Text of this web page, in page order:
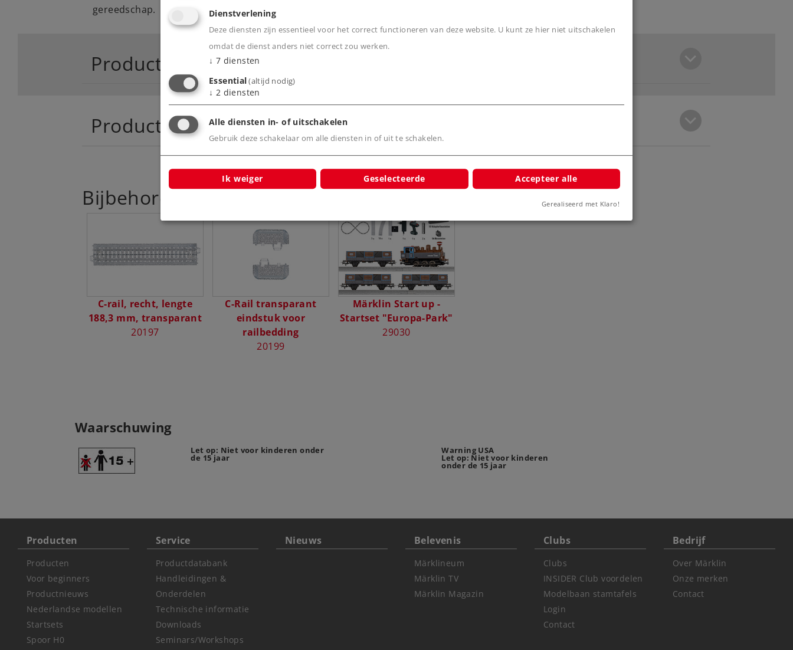
gereedschap.
Product
Productinfo
Bijbehorende producten
C-rail, recht, lengte
188,3 mm, transparant
20197
C-Rail transparant
eindstuk voor
railbedding
20199
Märklin Start up -
Startset "Europa-Park"
29030
Waarschuwing
Let op: Niet voor kinderen onder
de 15 jaar
Warning USA
Let op: Niet voor kinderen
onder de 15 jaar
Producten
Producten
Voor beginners
Productnieuws
Nederlandse modellen
Startsets
Spoor H0
Service
Productdatabank
Handleidingen &
Onderdelen
Technische informatie
Downloads
Seminars/Workshops
Nieuws Belevenis
Märklineum
Märklin TV
Märklin Magazin
Clubs
Clubs
INSIDER Club voordelen
Modelbaan stamtafels
Login
Contact
Bedrijf
Over Märklin
Onze merken
Contact
Dienstverlening
Deze diensten zijn essentieel voor het correct functioneren van deze website. U kunt ze hier niet uitschakelen
omdat de dienst anders niet correct zou werken.
↓ 7 diensten
Essential(altijd nodig)
↓ 2 diensten
Alle diensten in- of uitschakelen
Gebruik deze schakelaar om alle diensten in of uit te schakelen.
Ik weiger Geselecteerde Accepteer alle
Gerealiseerd met Klaro!